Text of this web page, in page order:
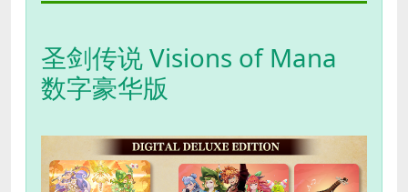
圣剑传说 Visions of Mana
数字豪华版